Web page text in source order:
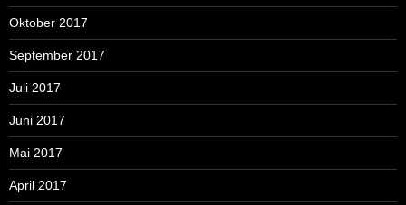
Oktober 2017
September 2017
Juli 2017
Juni 2017
Mai 2017
April 2017